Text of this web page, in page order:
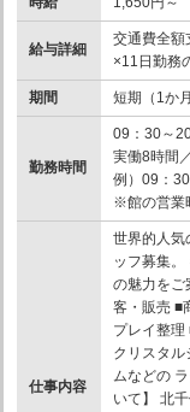
給与詳細
交通費全額
×11日勤務
期間 短期（1か
勤務時間
09：30～
実働8時間
例）09：
※館の営業
仕事内容
世界的人気
ッフ募集
の魅力をご
客・販売 ■
プレイ整理
クリスタル
ムなどの
いて】 北